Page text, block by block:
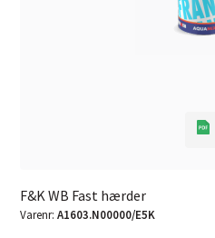
F&K WB Fast hærder
Varenr:A1603.N00000/E5K